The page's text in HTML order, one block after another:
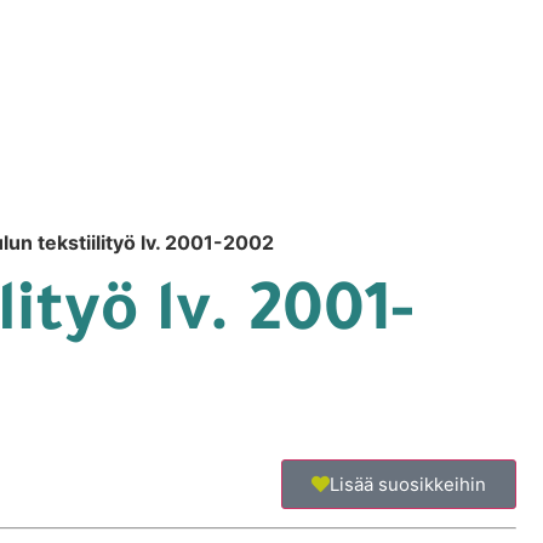
tekstiilityö lv. 2001-2002
lv. 2001-
Lisää suosikkeihin